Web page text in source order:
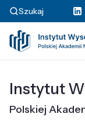
Szukaj
Instytut
Polskiej